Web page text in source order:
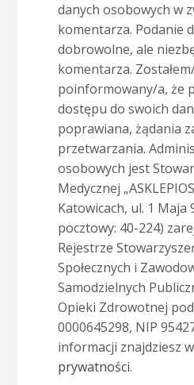
danych osobowych w
komentarza. Podanie
dobrowolne, ale
komentarza.
poinformowany/a, że
dostępu do swoich
poprawiana, żądania
przetwarzania.
osobowych jest
Medycznej
Katowicach, ul. 1 Maja
pocztowy: 40-224)
Rejestrze
Społecznych i
Samodzielnych
Opieki Zdrowotnej
0000645298, NIP
informacji znajdziesz
prywatności.